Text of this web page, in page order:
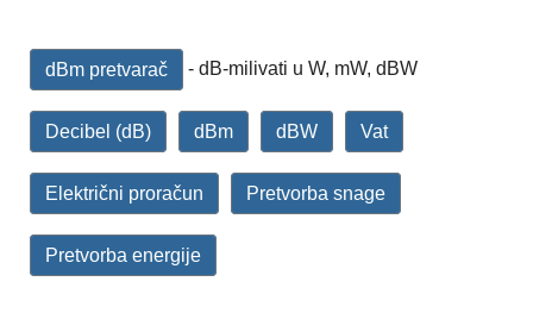
dBm pretvarač - dB-milivati ​​u W, mW, dBW
Decibel (dB) dBm dBW Vat
Električni proračun Pretvorba snage
Pretvorba energije